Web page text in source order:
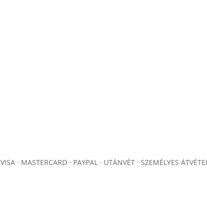
VISA · MASTERCARD · PAYPAL · UTÁNVÉT · SZEMÉLYES